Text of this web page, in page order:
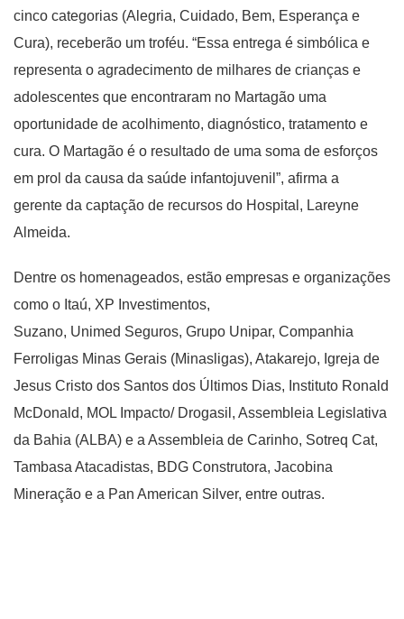
cinco categorias (Alegria, Cuidado, Bem, Esperança e
Cura), receberão um troféu. “Essa entrega é simbólica e
representa o agradecimento de milhares de crianças e
adolescentes que encontraram no Martagão uma
oportunidade de acolhimento, diagnóstico, tratamento e
cura. O Martagão é o resultado de uma soma de esforços
em prol da causa da saúde infantojuvenil”, afirma a
gerente da captação de recursos do Hospital, Lareyne
Almeida.
Dentre os homenageados, estão empresas e organizações
como o Itaú, XP Investimentos,
Suzano, Unimed Seguros, Grupo Unipar, Companhia
Ferroligas Minas Gerais (Minasligas), Atakarejo, Igreja de
Jesus Cristo dos Santos dos Últimos Dias, Instituto Ronald
McDonald, MOL Impacto/ Drogasil, Assembleia Legislativa
da Bahia (ALBA) e a Assembleia de Carinho, Sotreq Cat,
Tambasa Atacadistas, BDG Construtora, Jacobina
Mineração e a Pan American Silver, entre outras.